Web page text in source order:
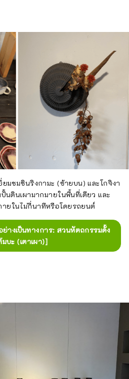
ยมชมชินริงกามะ (ซ้ายบน) และโกจิงา
นดินเผามากมายในพื้นที่เดียว และ
ายในไม่กี่นาทีหรือโดยรถยนต์
ย่างเป็นทางการ: สวนหัตถกรรมดั้ง
มบะ (เตาเผา)]